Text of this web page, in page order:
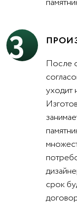
3
После
уходит
срок